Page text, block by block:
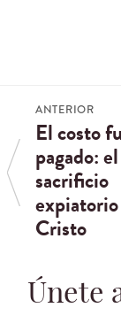
ANTERIOR
El costo
pagado: el
sacrificio
Cristo
Únete